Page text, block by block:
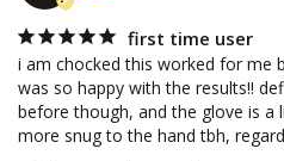
first time user
i am chocked this worked for me
was so happy with the results!!
before though, and the glove is a
more snug to the hand tbh,